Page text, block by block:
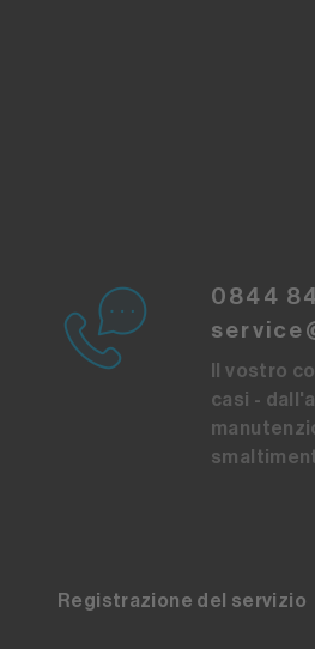
0844
Il vostro
casi -
Registrazione del servizio